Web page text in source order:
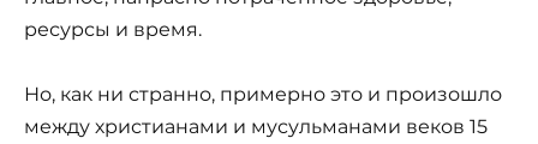
ресурсы и время.
Но, как ни странно, примерно это и произошло
между христианами и мусульманами веков 15